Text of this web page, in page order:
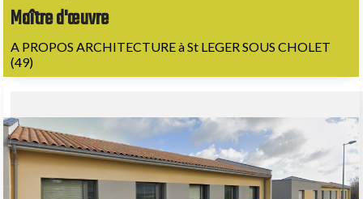
Maître d'œuvre
A PROPOS ARCHITECTURE à St LEGER SOUS CHOLET
(49)